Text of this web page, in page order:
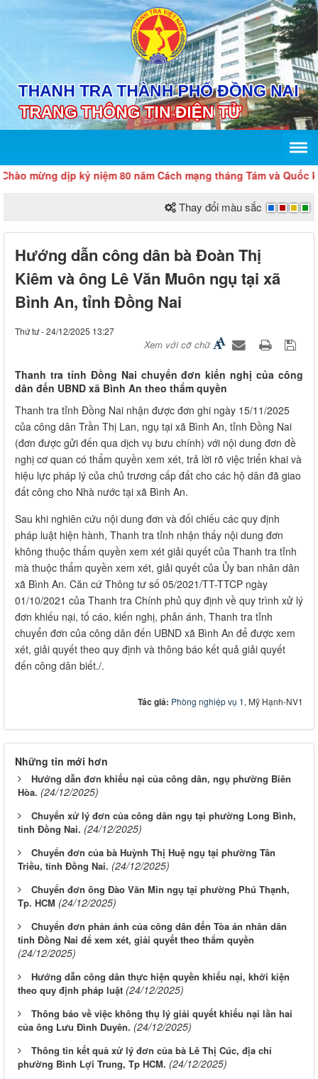
mừng dịp kỷ niệm 80 năm Cách mạng tháng Tám và Quốc
Thay đổi màu sắc
Hướng dẫn công dân bà Đoàn Thị
Kiêm và ông Lê Văn Muôn ngụ tại xã
Bình An, tỉnh Đồng Nai
Thứ tư - 24/12/2025 13:27
Xem với cỡ chữ
Thanh tra tỉnh Đồng Nai chuyển đơn kiến nghị của công
dân đến UBND xã Bình An theo thẩm quyền
Thanh tra tỉnh Đồng Nai nhận được đơn ghi ngày 15/11/2025
của công dân Trần Thị Lan, ngụ tại xã Bình An, tỉnh Đồng Nai
(đơn được gửi đến qua dịch vụ bưu chính) với nội dung đơn đề
nghị cơ quan có thẩm quyền xem xét, trả lời rõ việc triển khai và
hiệu lực pháp lý của chủ trương cấp đất cho các hộ dân đã giao
đất công cho Nhà nước tại xã Bình An.
Sau khi nghiên cứu nội dung đơn và đối chiếu các quy định
pháp luật hiện hành, Thanh tra tỉnh nhận thấy nội dung đơn
không thuộc thẩm quyền xem xét giải quyết của Thanh tra tỉnh
mà thuộc thẩm quyền xem xét, giải quyết của Ủy ban nhân dân
xã Bình An. Căn cứ Thông tư số 05/2021/TT-TTCP ngày
01/10/2021 của Thanh tra Chính phủ quy định về quy trình xử lý
đơn khiếu nại, tố cáo, kiến nghị, phản ánh, Thanh tra tỉnh
chuyển đơn của công dân đến UBND xã Bình An để được xem
xét, giải quyết theo quy định và thông báo kết quả giải quyết
đến công dân biết./.
Tác giả: Phòng nghiệp vụ 1, Mỹ Hạnh-NV1
Những tin mới hơn
Hướng dẫn đơn khiếu nại của công dân, ngụ phường Biên
Hòa. (24/12/2025)
Chuyển xử lý đơn của công dân ngụ tại phường Long Bình,
tỉnh Đồng Nai. (24/12/2025)
Chuyển đơn của bà Huỳnh Thị Huệ ngụ tại phường Tân
Triều, tỉnh Đồng Nai. (24/12/2025)
Chuyển đơn ông Đào Văn Min ngụ tại phường Phú Thạnh,
Tp. HCM (24/12/2025)
Chuyển đơn phản ánh của công dân đến Tòa án nhân dân
tỉnh Đồng Nai để xem xét, giải quyết theo thẩm quyền
(24/12/2025)
Hướng dẫn công dân thực hiện quyền khiếu nại, khởi kiện
theo quy định pháp luật (24/12/2025)
Thông báo về việc không thụ lý giải quyết khiếu nại lần hai
của ông Lưu Đình Duyên. (24/12/2025)
Thông tin kết quả xử lý đơn của bà Lê Thị Cúc, địa chỉ
phường Bình Lợi Trung, Tp HCM. (24/12/2025)